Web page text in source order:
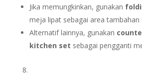
Jika memungkinkan, gunakan
meja lipat sebagai area tambahan
Alternatif lainnya, gunakan
kitchen set sebagai pengganti